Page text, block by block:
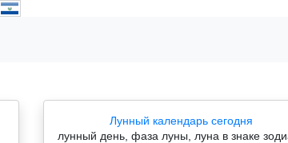
Лунный календарь сегодня
лунный день, фаза луны, луна в знаке